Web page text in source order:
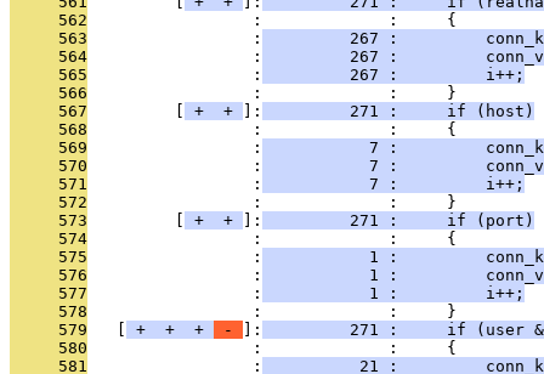
     562
                 :             :     {
     563
                 :
267 :
     564
                 :
267 :
     565
                 :
         267 :         i++;
     566
                 :             :     }
     567
+ + ]:
         271 :     if (host)
     568
                 :             :     {
     569
                 :
7 :
     570
                 :
7 :
     571
                 :
           7 :         i++;
     572
                 :             :     }
     573
+ + ]:
         271 :     if (port)
     574
                 :             :     {
     575
                 :
1 :
     576
                 :
1 :
     577
                 :
           1 :         i++;
     578
                 :             :     }
     579
+ + + - ]:
271 :     if (user
     580
                 :             :     {
     581
                 :
21 :